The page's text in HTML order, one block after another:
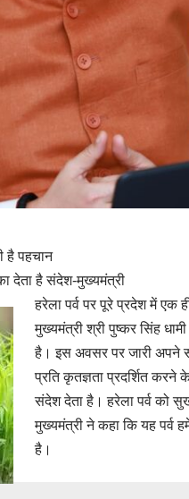
है पहचान
देता है संदेश-मुख्यमंत्री
हरेला पर्व पर पूरे प्रदेश में एक
मुख्यमंत्री श्री पुष्कर सिंह
है। इस अवसर पर जारी अपने
प्रति कृतज्ञता प्रदर्शित करने
संदेश देता है। हरेला पर्व को
मुख्यमंत्री ने कहा कि यह पर्व
है।